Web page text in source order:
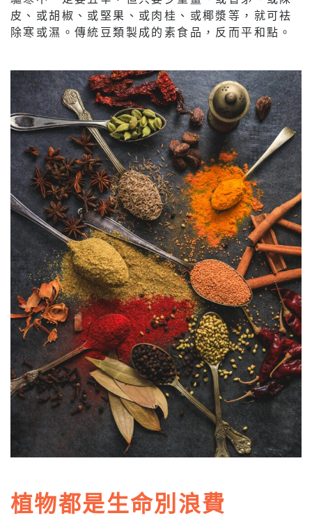
皮、或胡椒、或堅果、或肉桂、或椰漿等，就可袪
除寒或濕。傳統豆類製成的素食品，反而平和點。
植物都是生命別浪費